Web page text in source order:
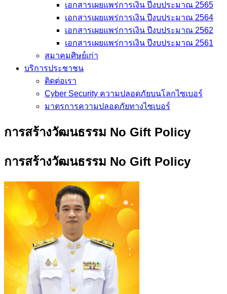
เอกสารเผยแพร่การเงิน ปีงบประมาณ 2565
เอกสารเผยแพร่การเงิน ปีงบประมาณ 2564
เอกสารเผยแพร่การเงิน ปีงบประมาณ 2562
เอกสารเผยแพร่การเงิน ปีงบประมาณ 2561
สมาคมศิษย์เก่า
บริการประชาชน
ติดต่อเรา
Cyber Security ความปลอดภัยบนโลกไซเบอร์
มาตรการความปลอดภัยทางไซเบอร์
การสร้างวัฒนธรรม No Gift Policy
การสร้างวัฒนธรรม No Gift Policy